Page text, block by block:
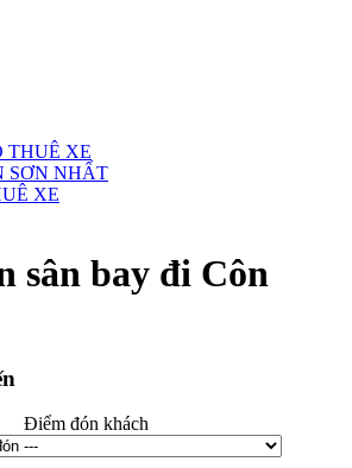
THUÊ XE
SƠN NHẤT
XE
sân bay đi Côn
Điểm đón khách